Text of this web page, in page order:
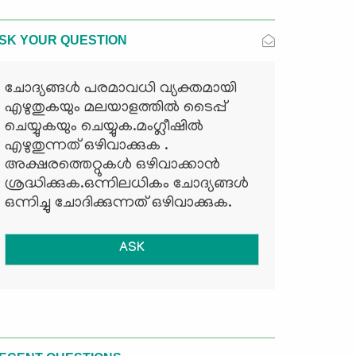
YOUR QUESTION
ചോദ്യങ്ങള്‍ പരമാവധി വ്യക്തമായി
എഴുതുകയും മലയാളത്തില്‍ ടൈപ്പ്
ചെയ്യുകയും ചെയ്യുക.മംഗ്ലീഷില്‍
എഴുതുന്നത് ഒഴിവാക്കുക .
അക്ഷരത്തെറ്റുകള്‍ ഒഴിവാക്കാന്‍
ശ്രദ്ധിക്കുക.ഒന്നിലധികം ചോദ്യങ്ങള്‍
ഒന്നിച്ചു ചോദിക്കുന്നത് ഒഴിവാക്കുക.
ASK